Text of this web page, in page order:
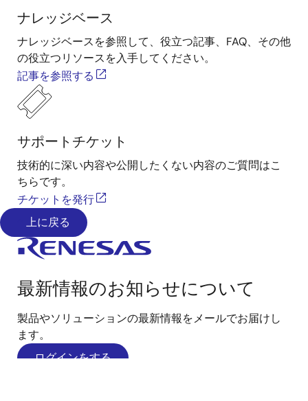
ナレッジベース
ナレッジベースを参照して、役立つ記事、FAQ、その他
の役立つリソースを入手してください。
記事を参照する
サポートチケット
技術的に深い内容や公開したくない内容のご質問はこ
ちらです。
チケットを発行
上に戻る
最新情報のお知らせについて
製品やソリューションの最新情報をメールでお届けし
ます。
ログインをする